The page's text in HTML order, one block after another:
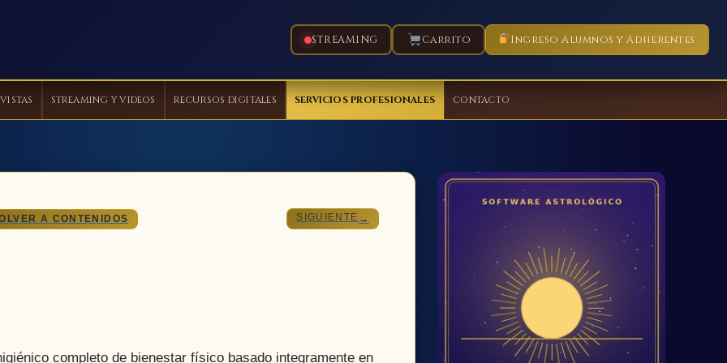
STREAMING Carrito Ingreso Alumnos y Adherentes
STREAMING Y VIDEOS RECURSOS DIGITALES SERVICIOS PROFESIONALES CONTACTO
A CONTENIDOS SIGUIENTE →
completo de bienestar físico basado integramente en